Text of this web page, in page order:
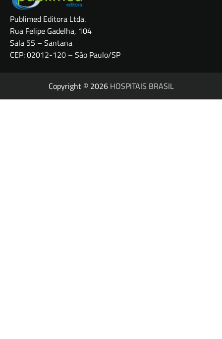
Publimed Editora Ltda.
Rua Felipe Gadelha, 104
Sala 55 – Santana
CEP: 02012-120 – São Paulo/SP
Copyright © 2026 HOSPITAIS BRASIL